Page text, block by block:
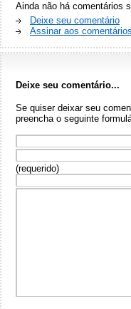
Ainda não há comentários
Deixe seu comentário
Assinar aos
Deixe seu comentário...
Se quiser deixar seu
preencha o seguinte
(requerido)